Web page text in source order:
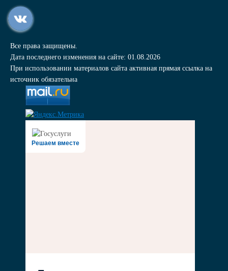
Все права защищены.
Дата последнего изменения на сайте: 01.08.2026
При использовании материалов сайта активная прямая ссылка на
источник обязательна
Решаем вместе